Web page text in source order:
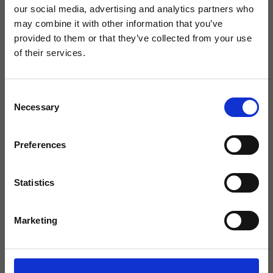
our social media, advertising and analytics partners who
may combine it with other information that you’ve
provided to them or that they’ve collected from your use
of their services.
Selection
Necessary
Preferences
Statistics
Marketing